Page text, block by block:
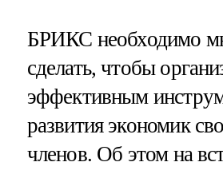
БРИКС необходимо
сделать, чтобы
эффективным
развития экономик
членов. Об этом на